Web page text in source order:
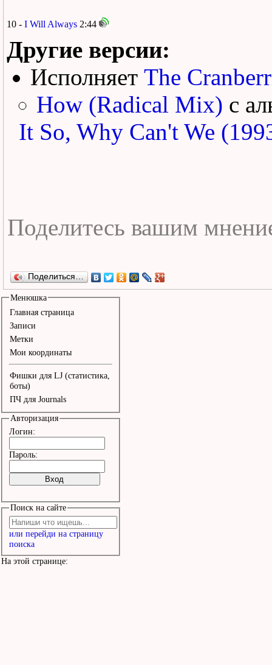
10 - I Will Always 2:44
Другие версии:
Исполняет The
How (Radical Mix) с
It So, Why Can't We
Поделиться…
Менюшка
Главная страница
Записи
Метки
Мои координаты
Фишки для LJ (статистика,
боты)
ПЧ для Journals
Авторизация
Логин:
Пароль:
Поиск на сайте
или перейди на страницу
поиска
На этой странице: